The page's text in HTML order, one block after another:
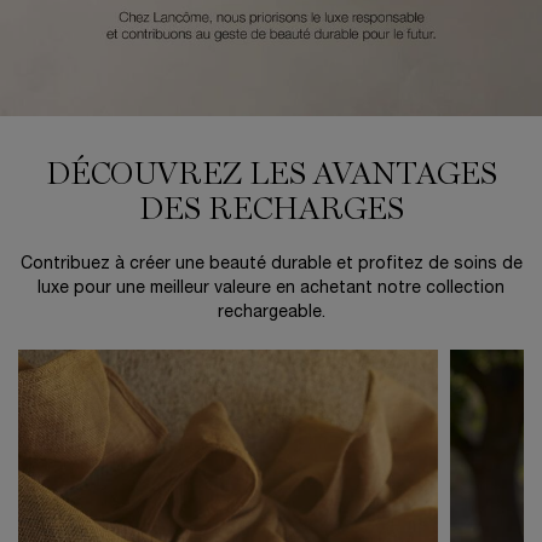
DÉCOUVREZ LES AVANTAGES
DES RECHARGES
Contribuez à créer une beauté durable et profitez de soins de
luxe pour une meilleur valeure en achetant notre collection
rechargeable.